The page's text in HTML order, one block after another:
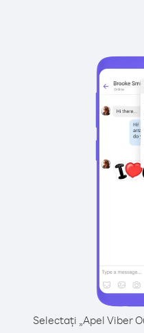
Selectați „Apel Viber